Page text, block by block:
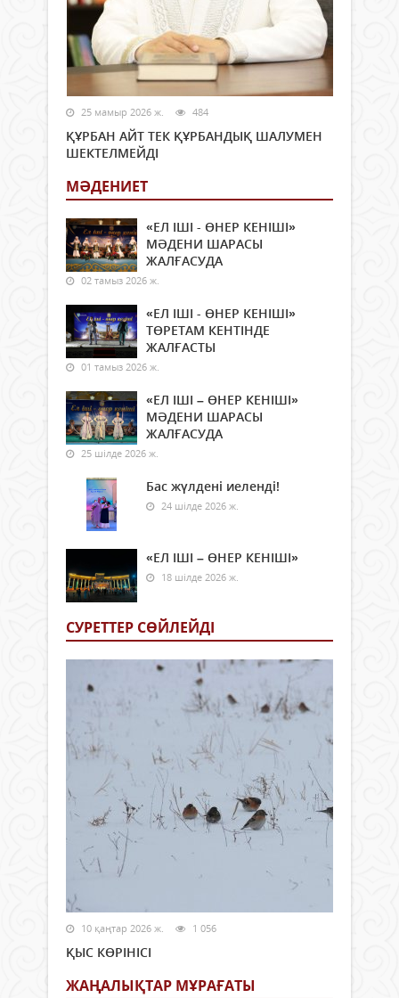
25 мамыр 2026 ж. 484
ҚҰРБАН АЙТ ТЕК ҚҰРБАНДЫҚ ШАЛУМЕН
ШЕКТЕЛМЕЙДІ
МӘДЕНИЕТ
«ЕЛ ІШІ - ӨНЕР КЕНІШІ»
МӘДЕНИ ШАРАСЫ
ЖАЛҒАСУДА
02 тамыз 2026 ж.
«ЕЛ ІШІ - ӨНЕР КЕНІШІ»
ТӨРЕТАМ КЕНТІНДЕ
ЖАЛҒАСТЫ
01 тамыз 2026 ж.
«ЕЛ ІШІ – ӨНЕР КЕНІШІ»
МӘДЕНИ ШАРАСЫ
ЖАЛҒАСУДА
25 шілде 2026 ж.
Бас жүлдені иеленді!
24 шілде 2026 ж.
«ЕЛ ІШІ – ӨНЕР КЕНІШІ»
18 шілде 2026 ж.
СУРЕТТЕР СӨЙЛЕЙДI
10 қаңтар 2026 ж. 1 056
ҚЫС КӨРІНІСІ
ЖАҢАЛЫҚТАР МҰРАҒАТЫ